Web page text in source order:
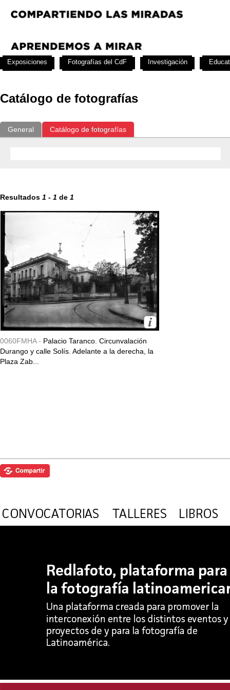
Catálogo de fotografías
General Catálogo de fotografías
Resultados 1 - 1 de 1
0060FMHA - Palacio Taranco. Circunvalación
Durango y calle Solís. Adelante a la derecha, la
Plaza Zab...
Exposiciones Fotografías del CdF Investigación